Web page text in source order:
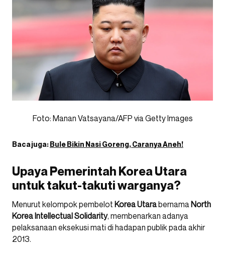
Foto: Manan Vatsayana/AFP via Getty Images
Baca juga:Bule Bikin Nasi Goreng, Caranya Aneh!
Upaya Pemerintah Korea Utara
untuk takut-takuti warganya?
Menurut kelompok pembelot Korea Utarabernama North
Korea Intellectual Solidarity, membenarkan adanya
pelaksanaan eksekusi mati di hadapan publik pada akhir
2013.